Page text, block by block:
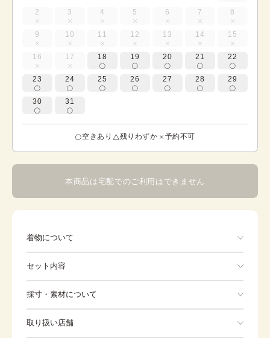
2 3 4 5 6 7 8
9 10 11 12 13 14 15
16 17 18 19 20 21 22
23 24 25 26 27 28 29
30 31
空きあり 残りわずか 予約不可
本商品は宅配でのご利用はできません
着物について
セット内容
※着付けに必要な一式をすべて含みます。
着物
採寸・素材について
身丈 45cm
取り扱い店舗